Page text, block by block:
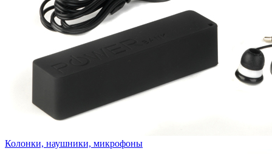
Колонки, наушники, микрофоны